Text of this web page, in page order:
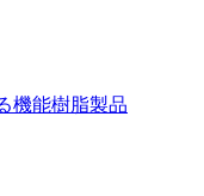
機能樹脂製品